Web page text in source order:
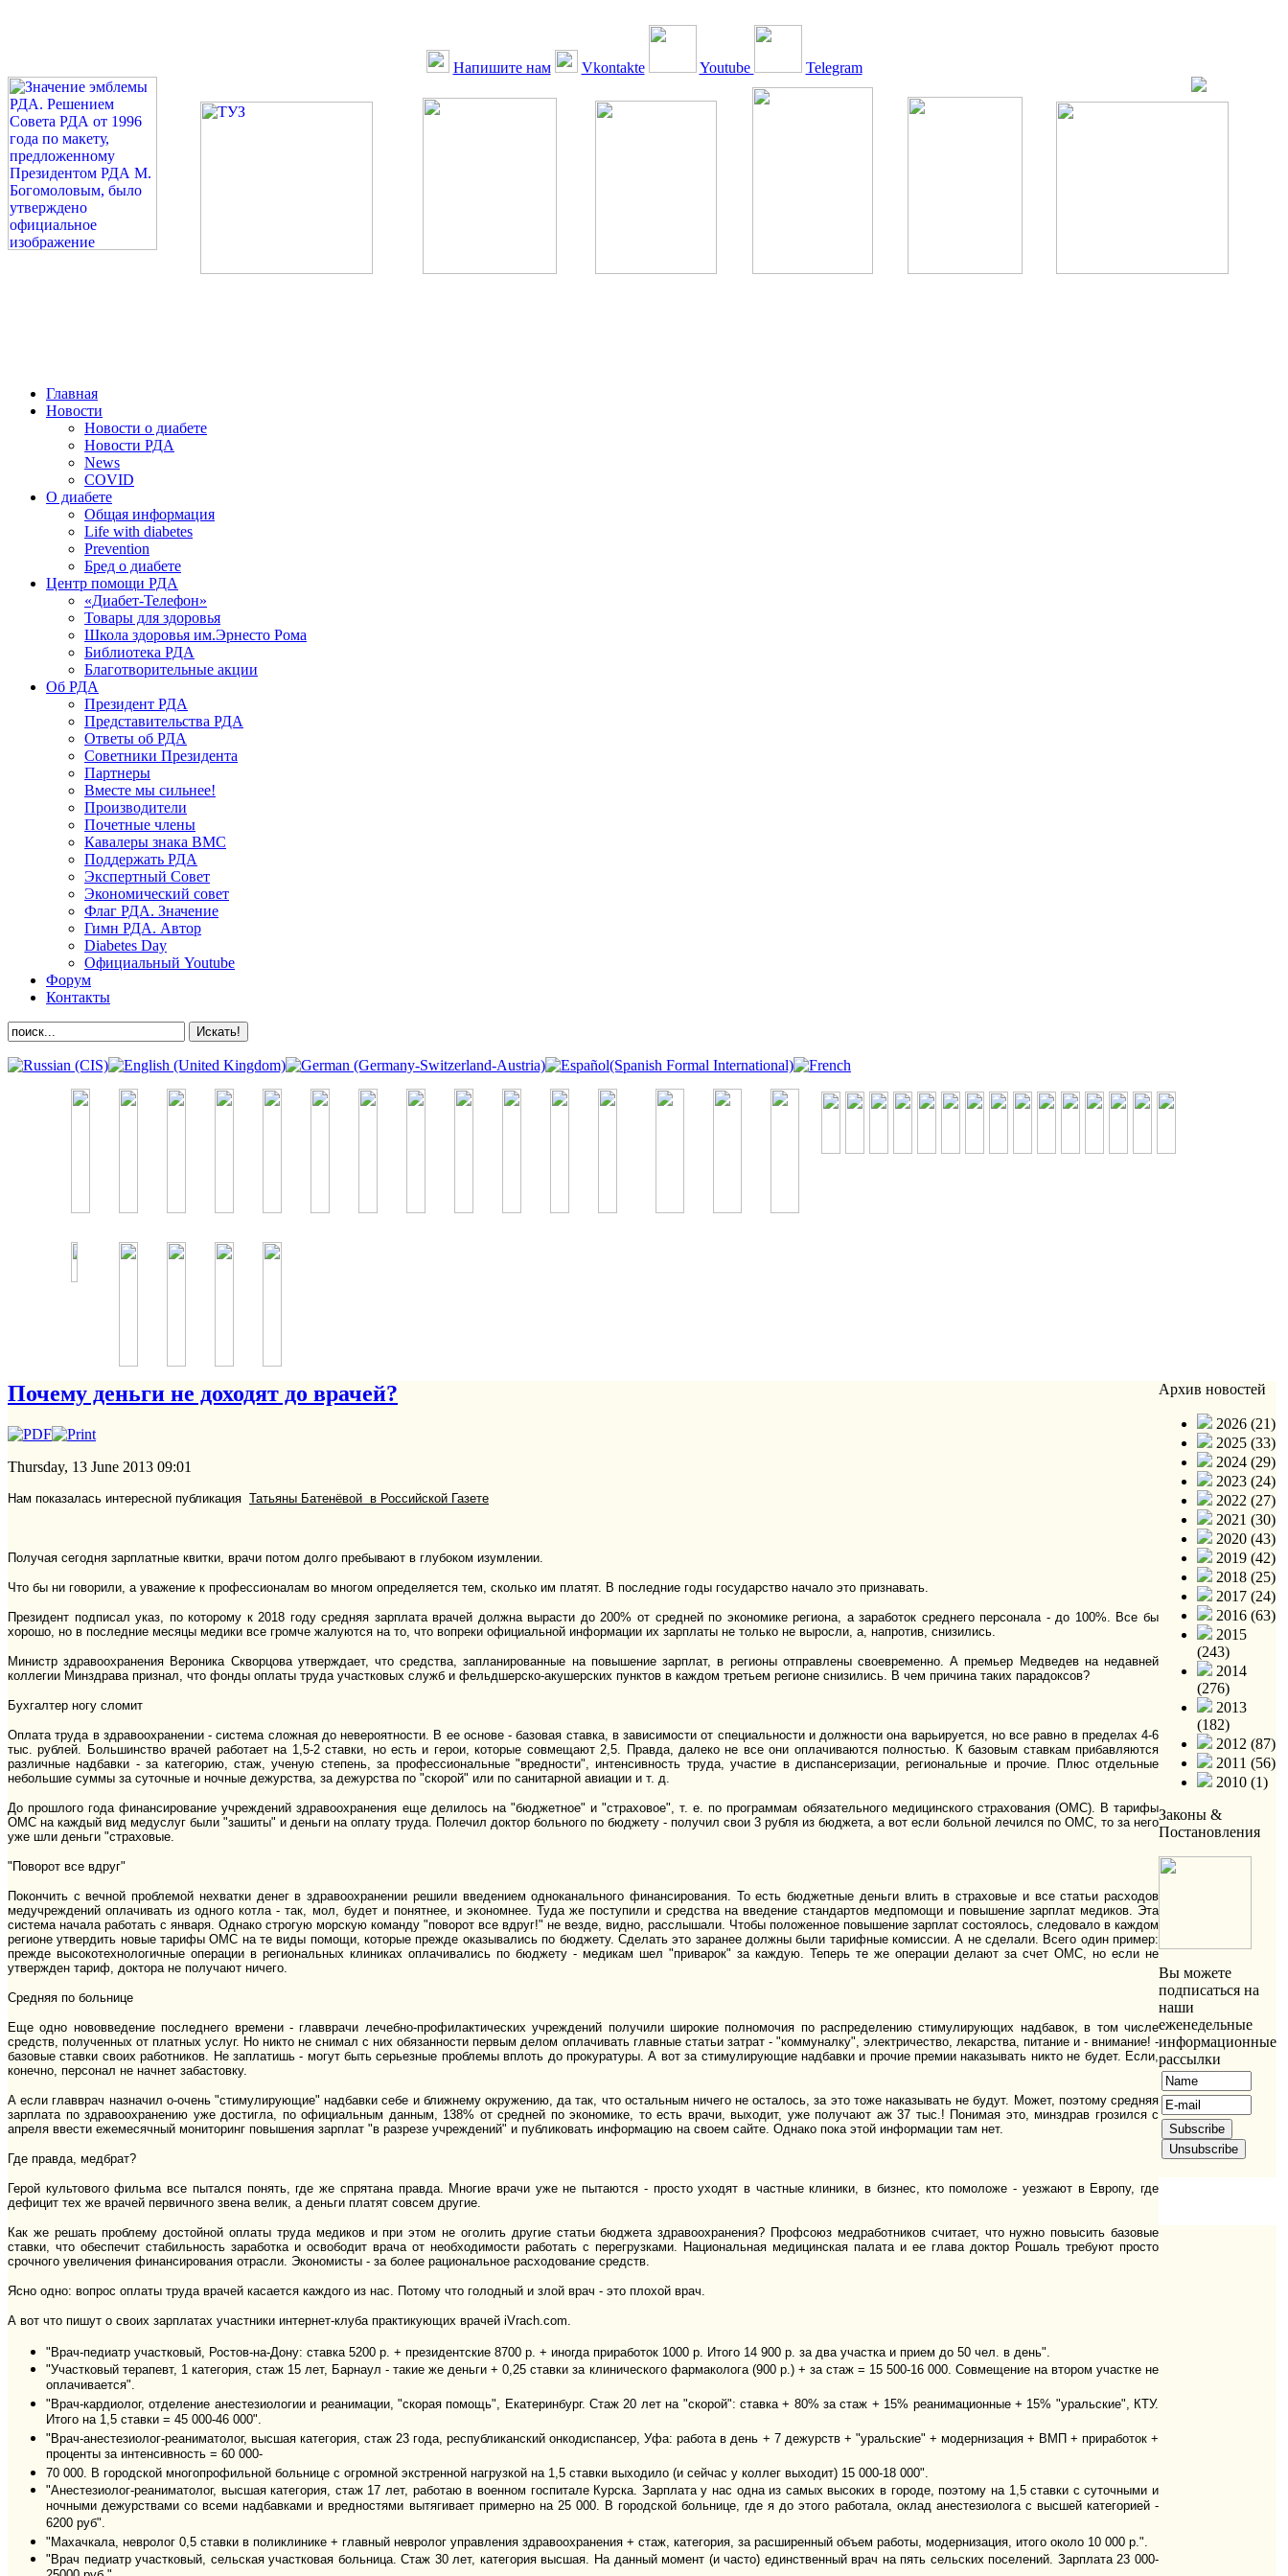
Напишите нам Vkontakte Youtube Telegram
Главная
Новости
Новости о диабете
Новости РДА
News
COVID
О диабете
Общая информация
Life with diabetes
Prevention
Бред о диабете
Центр помощи РДА
«Диабет-Телефон»
Товары для здоровья
Школа здоровья им.Эрнесто Рома
Библиотека РДА
Благотворительные акции
Об РДА
Президент РДА
Представительства РДА
Ответы об РДА
Советники Президента
Партнеры
Вместе мы сильнее!
Производители
Почетные члены
Кавалеры знака ВМС
Поддержать РДА
Экспертный Совет
Экономический совет
Флаг РДА. Значение
Гимн РДА. Автор
Diabetes Day
Официальный Youtube
Форум
Контакты
Почему деньги не доходят до врачей?
Thursday, 13 June 2013 09:01
Нам показалась интересной публикация Татьяны Батенёвой в Российской Газете
Получая сегодня зарплатные квитки, врачи потом долго пребывают в глубоком изумлении.
Что бы ни говорили, а уважение к профессионалам во многом определяется тем, сколько им платят. В последние годы государство начало это признавать.
Президент подписал указ, по которому к 2018 году средняя зарплата врачей должна вырасти до 200% от средней по экономике региона, а заработок среднего персонала - до 100%. Все бы
хорошо, но в последние месяцы медики все громче жалуются на то, что вопреки официальной информации их зарплаты не только не выросли, а, напротив, снизились.
Министр здравоохранения Вероника Скворцова утверждает, что средства, запланированные на повышение зарплат, в регионы отправлены своевременно. А премьер Медведев на недавней
коллегии Минздрава признал, что фонды оплаты труда участковых служб и фельдшерско-акушерских пунктов в каждом третьем регионе снизились. В чем причина таких парадоксов?
Бухгалтер ногу сломит
Оплата труда в здравоохранении - система сложная до невероятности. В ее основе - базовая ставка, в зависимости от специальности и должности она варьируется, но все равно в пределах 4-6
тыс. рублей. Большинство врачей работает на 1,5-2 ставки, но есть и герои, которые совмещают 2,5. Правда, далеко не все они оплачиваются полностью. К базовым ставкам прибавляются
различные надбавки - за категорию, стаж, ученую степень, за профессиональные "вредности", интенсивность труда, участие в диспансеризации, региональные и прочие. Плюс отдельные
небольшие суммы за суточные и ночные дежурства, за дежурства по "скорой" или по санитарной авиации и т. д.
До прошлого года финансирование учреждений здравоохранения еще делилось на "бюджетное" и "страховое", т. е. по программам обязательного медицинского страхования (ОМС). В тарифы
ОМС на каждый вид медуслуг были "зашиты" и деньги на оплату труда. Полечил доктор больного по бюджету - получил свои 3 рубля из бюджета, а вот если больной лечился по ОМС, то за него
уже шли деньги "страховые.
"Поворот все вдруг"
Покончить с вечной проблемой нехватки денег в здравоохранении решили введением одноканального финансирования. То есть бюджетные деньги влить в страховые и все статьи расходов
медучреждений оплачивать из одного котла - так, мол, будет и понятнее, и экономнее. Туда же поступили и средства на введение стандартов медпомощи и повышение зарплат медиков. Эта
система начала работать с января. Однако строгую морскую команду "поворот все вдруг!" не везде, видно, расслышали. Чтобы положенное повышение зарплат состоялось, следовало в каждом
регионе утвердить новые тарифы ОМС на те виды помощи, которые прежде оказывались по бюджету. Сделать это заранее должны были тарифные комиссии. А не сделали. Всего один пример:
прежде высокотехнологичные операции в региональных клиниках оплачивались по бюджету - медикам шел "приварок" за каждую. Теперь те же операции делают за счет ОМС, но если не
утвержден тариф, доктора не получают ничего.
Средняя по больнице
Еще одно нововведение последнего времени - главврачи лечебно-профилактических учреждений получили широкие полномочия по распределению стимулирующих надбавок, в том числе
средств, полученных от платных услуг. Но никто не снимал с них обязанности первым делом оплачивать главные статьи затрат - "коммуналку", электричество, лекарства, питание и - внимание! -
базовые ставки своих работников. Не заплатишь - могут быть серьезные проблемы вплоть до прокуратуры. А вот за стимулирующие надбавки и прочие премии наказывать никто не будет. Если,
конечно, персонал не начнет забастовку.
А если главврач назначил о-очень "стимулирующие" надбавки себе и ближнему окружению, да так, что остальным ничего не осталось, за это тоже наказывать не будут. Может, поэтому средняя
зарплата по здравоохранению уже достигла, по официальным данным, 138% от средней по экономике, то есть врачи, выходит, уже получают аж 37 тыс.! Понимая это, минздрав грозился с
апреля ввести ежемесячный мониторинг повышения зарплат "в разрезе учреждений" и публиковать информацию на своем сайте. Однако пока этой информации там нет.
Где правда, медбрат?
Герой культового фильма все пытался понять, где же спрятана правда. Многие врачи уже не пытаются - просто уходят в частные клиники, в бизнес, кто помоложе - уезжают в Европу, где
дефицит тех же врачей первичного звена велик, а деньги платят совсем другие.
Как же решать проблему достойной оплаты труда медиков и при этом не оголить другие статьи бюджета здравоохранения? Профсоюз медработников считает, что нужно повысить базовые
ставки, что обеспечит стабильность заработка и освободит врача от необходимости работать с перегрузками. Национальная медицинская палата и ее глава доктор Рошаль требуют просто
срочного увеличения финансирования отрасли. Экономисты - за более рациональное расходование средств.
Ясно одно: вопрос оплаты труда врачей касается каждого из нас. Потому что голодный и злой врач - это плохой врач.
А вот что пишут о своих зарплатах участники интернет-клуба практикующих врачей iVrach.com.
"Врач-педиатр участковый, Ростов-на-Дону: ставка 5200 р. + президентские 8700 р. + иногда приработок 1000 р. Итого 14 900 р. за два участка и прием до 50 чел. в день".
"Участковый терапевт, 1 категория, стаж 15 лет, Барнаул - такие же деньги + 0,25 ставки за клинического фармаколога (900 р.) + за стаж = 15 500-16 000. Совмещение на втором участке не
оплачивается".
"Врач-кардиолог, отделение анестезиологии и реанимации, "скорая помощь", Екатеринбург. Стаж 20 лет на "скорой": ставка + 80% за стаж + 15% реанимационные + 15% "уральские", КТУ.
Итого на 1,5 ставки = 45 000-46 000".
"Врач-анестезиолог-реаниматолог, высшая категория, стаж 23 года, республиканский онкодиспансер, Уфа: работа в день + 7 дежурств + "уральские" + модернизация + ВМП + приработок +
проценты за интенсивность = 60 000-
70 000. В городской многопрофильной больнице с огромной экстренной нагрузкой на 1,5 ставки выходило (и сейчас у коллег выходит) 15 000-18 000".
"Анестезиолог-реаниматолог, высшая категория, стаж 17 лет, работаю в военном госпитале Курска. Зарплата у нас одна из самых высоких в городе, поэтому на 1,5 ставки с суточными и
ночными дежурствами со всеми надбавками и вредностями вытягивает примерно на 25 000. В городской больнице, где я до этого работала, оклад анестезиолога с высшей категорией -
6200 руб".
"Махачкала, невролог 0,5 ставки в поликлинике + главный невролог управления здравоохранения + стаж, категория, за расширенный объем работы, модернизация, итого около 10 000 р.".
"Врач педиатр участковый, сельская участковая больница. Стаж 30 лет, категория высшая. На данный момент (и часто) единственный врач на пять сельских поселений. Зарплата 23 000-
Архив новостей
2026 (21)
2025 (33)
2024 (29)
2023 (24)
2022 (27)
2021 (30)
2020 (43)
2019 (42)
2018 (25)
2017 (24)
2016 (63)
2015
(243)
2014
(276)
2013
(182)
2012 (87)
2011 (56)
2010 (1)
Законы &
Постановления
Вы можете
подписаться на
наши
еженедельные
информационные
рассылки